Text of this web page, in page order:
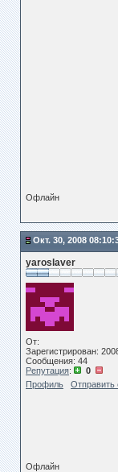
Офлайн
Окт. 30, 2008
yaroslaver
От:
Зарегистрирован:
Сообщения: 44
Репутация:
0
Профиль
Отправить
Офлайн